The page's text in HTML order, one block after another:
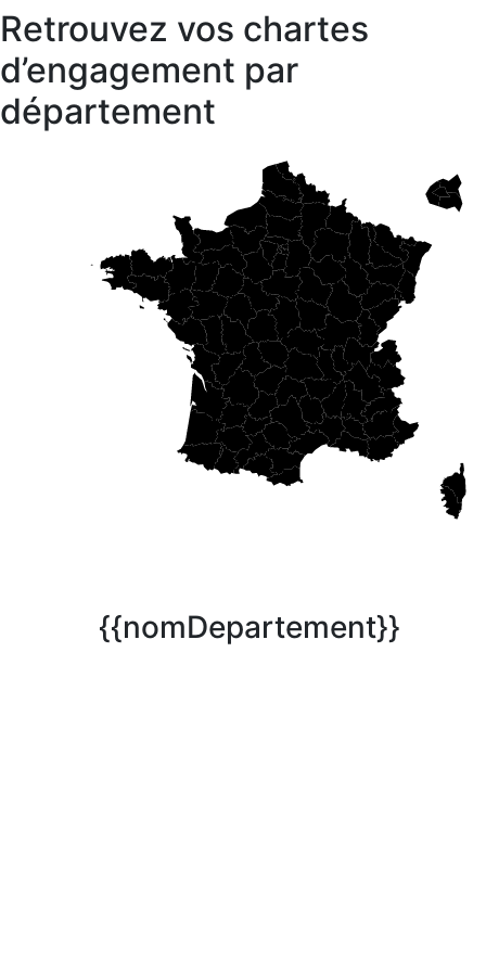
Retrouvez vos chartes
d’engagement par
département
{{nomDepartement}}